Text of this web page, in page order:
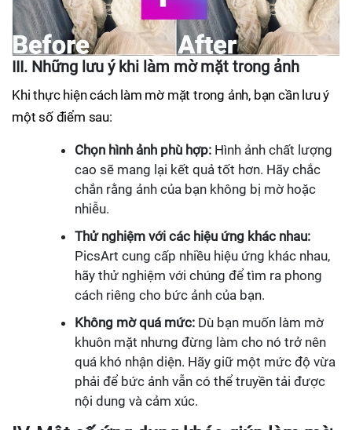
III. Những lưu ý khi làm mờ mặt trong ảnh
Khi thực hiện cách làm mờ mặt trong ảnh, bạn cần lưu ý
một số điểm sau:
Chọn hình ảnh phù hợp: Hình ảnh chất lượng
cao sẽ mang lại kết quả tốt hơn. Hãy chắc
chắn rằng ảnh của bạn không bị mờ hoặc
nhiễu.
Thử nghiệm với các hiệu ứng khác nhau:
PicsArt cung cấp nhiều hiệu ứng khác nhau,
hãy thử nghiệm với chúng để tìm ra phong
cách riêng cho bức ảnh của bạn.
Không mờ quá mức: Dù bạn muốn làm mờ
khuôn mặt nhưng đừng làm cho nó trở nên
quá khó nhận diện. Hãy giữ một mức độ vừa
phải để bức ảnh vẫn có thể truyền tải được
nội dung và cảm xúc.